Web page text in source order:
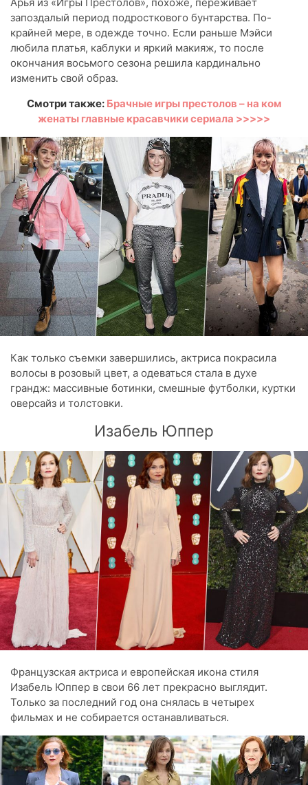
запоздалый период подросткового бунтарства. По-
крайней мере, в одежде точно. Если раньше Мэйси
любила платья, каблуки и яркий макияж, то после
окончания восьмого сезона решила кардинально
изменить свой образ.
Смотри также: Брачные игры престолов – на ком
женаты главные красавчики сериала >>>>>
Как только съемки завершились, актриса покрасила
волосы в розовый цвет, а одеваться стала в духе
грандж: массивные ботинки, смешные футболки, куртки
оверсайз и толстовки.
Изабель Юппер
Французская актриса и европейская икона стиля
Изабель Юппер в свои 66 лет прекрасно выглядит.
Только за последний год она снялась в четырех
фильмах и не собирается останавливаться.